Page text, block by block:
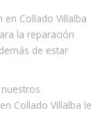
Collado Villalba
la reparación
de estar
Collado Villalba le